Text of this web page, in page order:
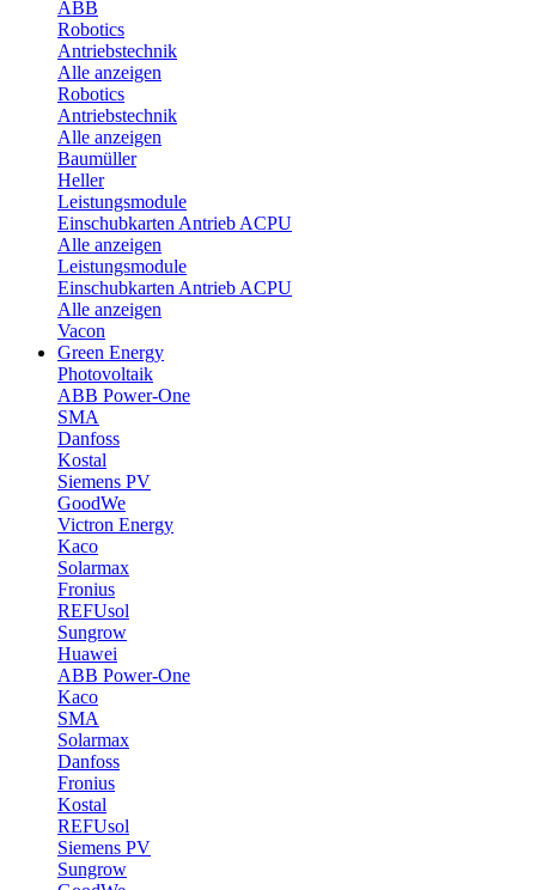
ABB
Robotics
Antriebstechnik
Alle anzeigen
Robotics
Antriebstechnik
Alle anzeigen
Baumüller
Heller
Leistungsmodule
Einschubkarten Antrieb ACPU
Alle anzeigen
Leistungsmodule
Einschubkarten Antrieb ACPU
Alle anzeigen
Vacon
Green Energy
Photovoltaik
ABB Power-One
SMA
Danfoss
Kostal
Siemens PV
GoodWe
Victron Energy
Kaco
Solarmax
Fronius
REFUsol
Sungrow
Huawei
ABB Power-One
Kaco
SMA
Solarmax
Danfoss
Fronius
Kostal
REFUsol
Siemens PV
Sungrow